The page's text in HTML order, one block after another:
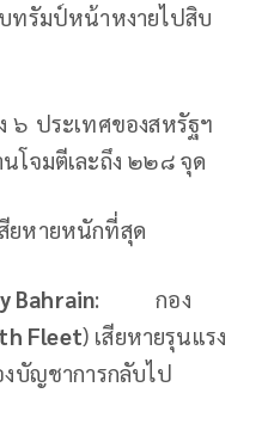
ทรัมป์หน้าหงายไปสิบ
๖ ประเทศของสหรัฐฯ
โจมตีเละถึง ๒๒๘ จุด
ยหายหนักที่สุด
Bahrain: กอง
Fleet) เสียหายรุนแรง
งบัญชาการกลับไป